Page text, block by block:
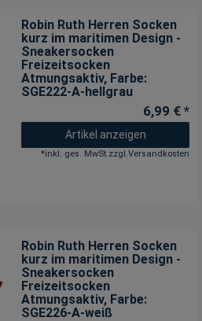
Robin Ruth Herren Socken
kurz im maritimen Design -
Sneakersocken
Freizeitsocken
Atmungsaktiv, Farbe:
SGE222-A-hellgrau
6,99 € *
Artikel anzeigen
*inkl. ges. MwSt.zzgl.Versandkosten
Robin Ruth Herren Socken
kurz im maritimen Design -
Sneakersocken
Freizeitsocken
Atmungsaktiv, Farbe:
SGE226-A-weiß